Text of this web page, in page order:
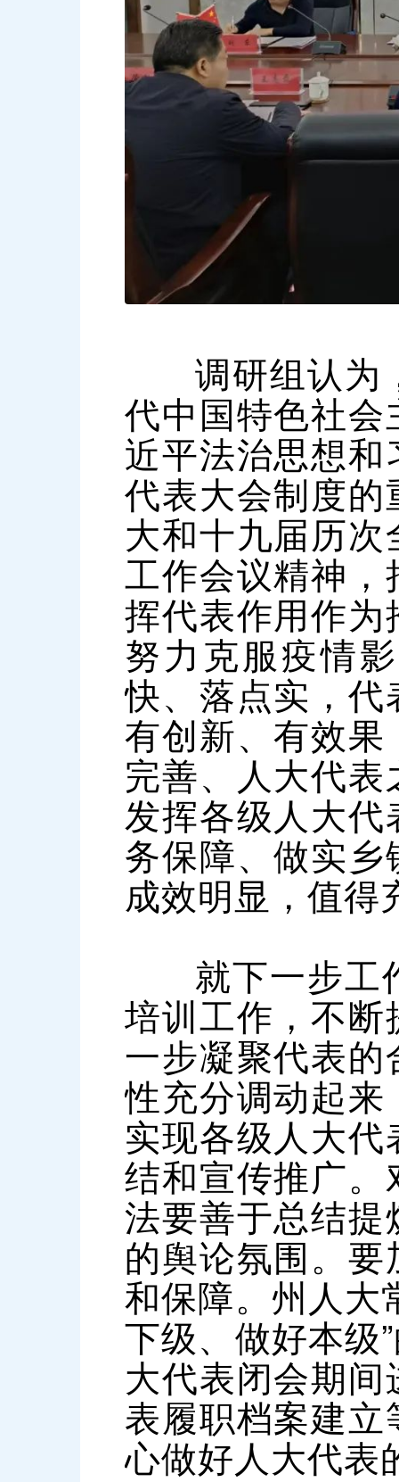
调研组认为
代中国特色社
近平法治思想
代表大会制度
大和十九届历
工作会议精神
挥代表作用作
努力克服疫情
快、落点实，
有创新、有效
完善、人大代
发挥各级人大
务保障、做实
成效明显，值得
就下一步工
培训工作，不
一步凝聚代表
性充分调动起
实现各级人大
结和宣传推广
法要善于总结
的舆论氛围。
和保障。州人大
下级、做好本级
大代表闭会期
表履职档案建
心做好人大代表